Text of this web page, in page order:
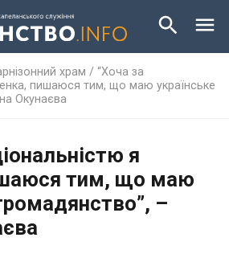
храм / “Хоча за
пишаюся тим, що маю українське
Окунаєва
я
тим, що маю
–